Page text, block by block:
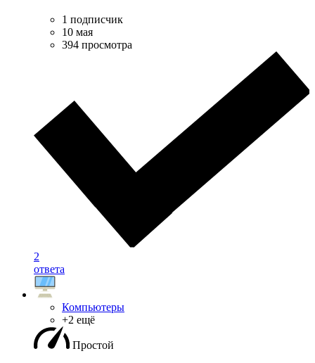
1 подписчик
10 мая
394 просмотра
2
ответа
Компьютеры
+2 ещё
Простой